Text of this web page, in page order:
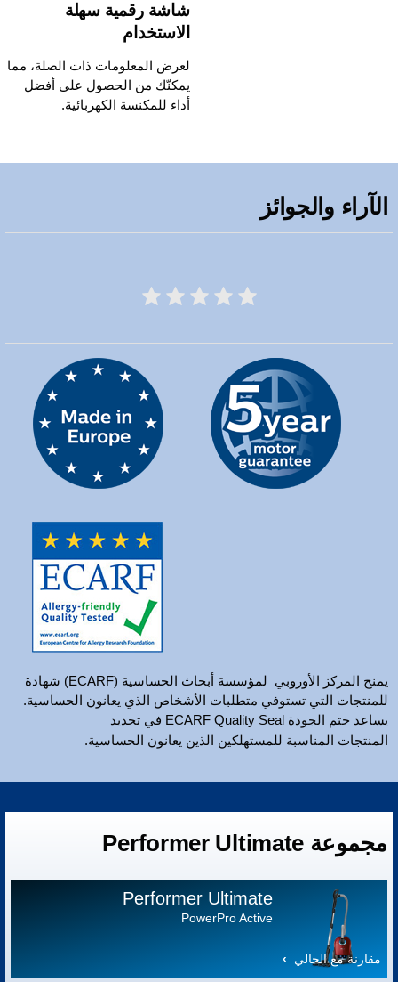
شاشة رقمية سهلة
الاستخدام
لعرض المعلومات ذات الصلة، مما
يمكنّك من الحصول على أفضل
أداء للمكنسة الكهربائية.
الآراء والجوائز
يمنح المركزالأوروبيلمؤسسةأبحاث
الحساسية (ECARF) شهادة
للمنتجات التي تستوفي متطلبات الأشخاص الذي يعانون الحساسية.
يساعد ختم الجودة ECARF Quality Seal في تحديد
المنتجات المناسبة للمستهلكين الذين يعانون الحساسية.
مجموعة Performer Ultimate
Performer Ultimate
PowerPro Active
مقارنة مع الحالي